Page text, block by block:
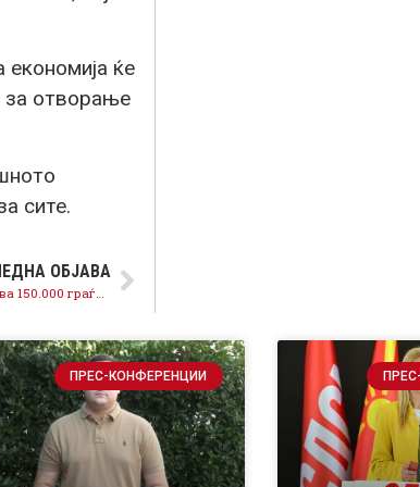
ќе
за отворање
сите.
ОБЈАВА
ПРЕС-КОНФЕРЕНЦИИ